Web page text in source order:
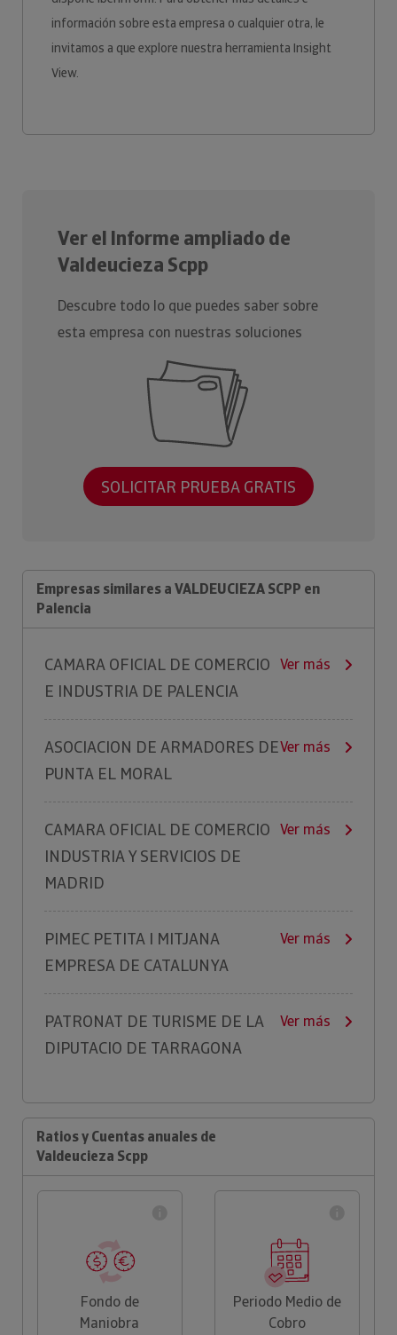
información sobre esta empresa o cualquier otra, le
invitamos a que explore nuestra herramienta Insight
View.
Ver el Informe ampliado de
Valdeucieza Scpp
Descubre todo lo que puedes saber sobre
esta empresa con nuestras soluciones
SOLICITAR PRUEBA GRATIS
Empresas similares a VALDEUCIEZA SCPP en
Palencia
CAMARA OFICIAL DE COMERCIO
E INDUSTRIA DE PALENCIA
Ver más
ASOCIACION DE ARMADORES DE
PUNTA EL MORAL
Ver más
CAMARA OFICIAL DE COMERCIO
INDUSTRIA Y SERVICIOS DE
MADRID
Ver más
PIMEC PETITA I MITJANA
EMPRESA DE CATALUNYA
Ver más
PATRONAT DE TURISME DE LA
DIPUTACIO DE TARRAGONA
Ver más
Ratios y Cuentas anuales de
Valdeucieza Scpp
Fondo de
Maniobra
Periodo Medio de
Cobro